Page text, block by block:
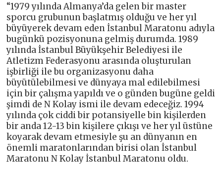
“1979 yılında Almanya’da gelen bir master
sporcu grubunun başlatmış olduğu ve her yıl
büyüyerek devam eden İstanbul Maratonu adıyla
bugünkü pozisyonuna gelmiş durumda. 1989
yılında İstanbul Büyükşehir Belediyesi ile
Atletizm Federasyonu arasında oluşturulan
işbirliği ile bu organizasyonu daha
büyütülebilmesi ve dünyaya mal edilebilmesi
için bir çalışma yapıldı ve o günden bugüne geldi
şimdi de N Kolay ismi ile devam edeceğiz. 1994
yılında çok ciddi bir potansiyelle bin kişilerden
bir anda 12-13 bin kişilere çıkışı ve her yıl üstüne
koyarak devam etmesiyle şu an dünyanın en
önemli maratonlarından birisi olan İstanbul
Maratonu N Kolay İstanbul Maratonu oldu.